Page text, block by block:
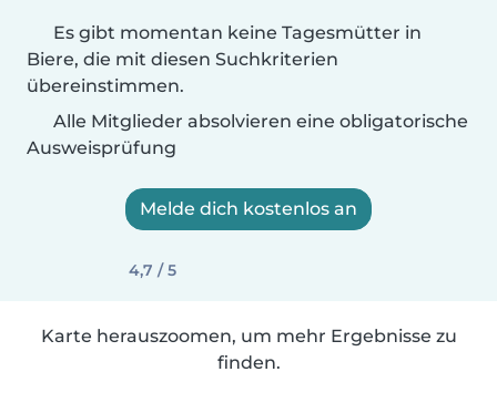
Es gibt momentan keine Tagesmütter in
Biere, die mit diesen Suchkriterien
übereinstimmen.
Alle Mitglieder absolvieren eine obligatorische
Ausweisprüfung
Melde dich kostenlos an
4,7 / 5
Karte herauszoomen, um mehr Ergebnisse zu
finden.